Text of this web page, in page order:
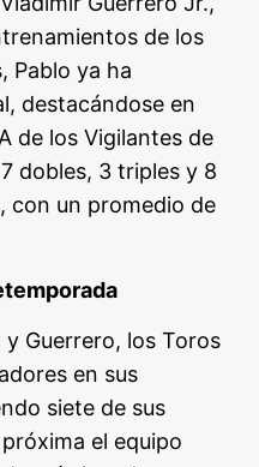
de los
Pablo ya ha
destacándose en
de los Vigilantes de
dobles, 3 triples y 8
con un promedio de
Guerrero, los Toros
en sus
siete de sus
el equipo